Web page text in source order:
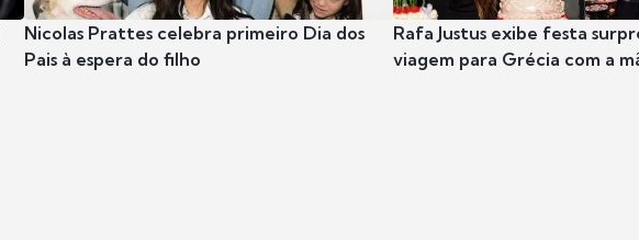
Nicolas Prattes celebra primeiro Dia dos
Pais à espera do filho
Rafa Justus exibe festa
viagem para Grécia com a